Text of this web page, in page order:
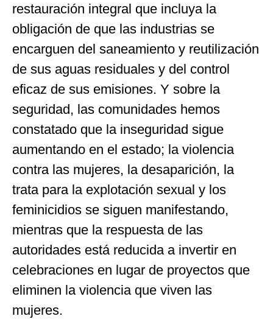
restauración integral que incluya la
obligación de que las industrias se
encarguen del saneamiento y reutilización
de sus aguas residuales y del control
eficaz de sus emisiones. Y sobre la
seguridad, las comunidades hemos
constatado que la inseguridad sigue
aumentando en el estado; la violencia
contra las mujeres, la desaparición, la
trata para la explotación sexual y los
feminicidios se siguen manifestando,
mientras que la respuesta de las
autoridades está reducida a invertir en
celebraciones en lugar de proyectos que
eliminen la violencia que viven las
mujeres.